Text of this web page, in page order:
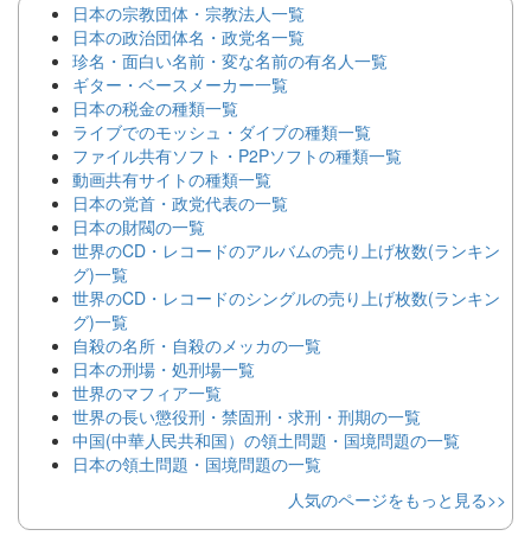
日本の宗教団体・宗教法人一覧
日本の政治団体名・政党名一覧
珍名・面白い名前・変な名前の有名人一覧
ギター・ベースメーカー一覧
日本の税金の種類一覧
ライブでのモッシュ・ダイブの種類一覧
ファイル共有ソフト・P2Pソフトの種類一覧
動画共有サイトの種類一覧
日本の党首・政党代表の一覧
日本の財閥の一覧
世界のCD・レコードのアルバムの売り上げ枚数(ランキン
グ)一覧
世界のCD・レコードのシングルの売り上げ枚数(ランキン
グ)一覧
自殺の名所・自殺のメッカの一覧
日本の刑場・処刑場一覧
世界のマフィア一覧
世界の長い懲役刑・禁固刑・求刑・刑期の一覧
中国(中華人民共和国）の領土問題・国境問題の一覧
日本の領土問題・国境問題の一覧
人気のページをもっと見る>>